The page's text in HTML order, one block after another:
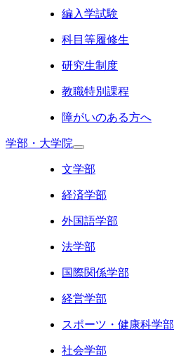
編入学試験
科目等履修生
研究生制度
教職特別課程
障がいのある方へ
学部・大学院
文学部
経済学部
外国語学部
法学部
国際関係学部
経営学部
スポーツ・健康科学部
社会学部